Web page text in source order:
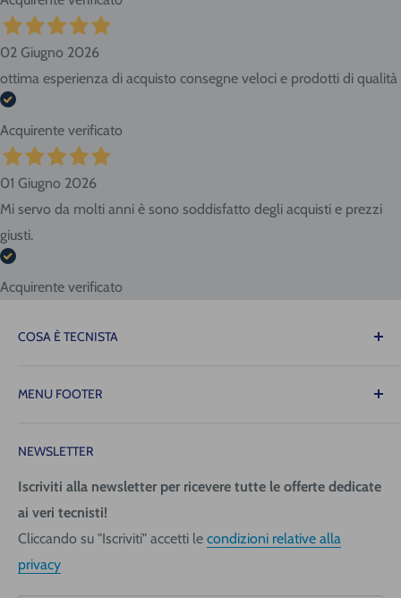
02 Giugno 2026
ottima esperienza di acquisto consegne veloci e prodotti di qualità
Acquirente verificato
01 Giugno 2026
Mi servo da molti anni è sono soddisfatto degli acquisti e prezzi
giusti.
Acquirente verificato
COSA È TECNISTA
attrezzature necessarie per il tuo lavoro saranno sempre
operare con precisione, fluidità e senza intoppi!
33058 San Giorgio di Nogaro (UD)
Telefono +39 0431 621270
MENU FOOTER
Spedizione (costi e tempi)
Pagamenti
Richiedi fattura
Informativa Privacy
Condizioni generali
NEWSLETTER
Iscriviti alla newsletter per ricevere tutte le offerte dedicate
ai veri tecnisti!
Cliccando su "Iscriviti" accetti le condizioni relative alla
privacy